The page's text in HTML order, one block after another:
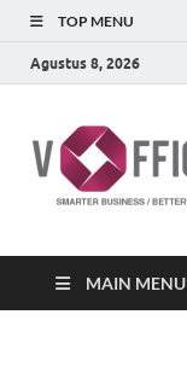
TOP MENU
Agustus 8, 2026
MAIN MENU